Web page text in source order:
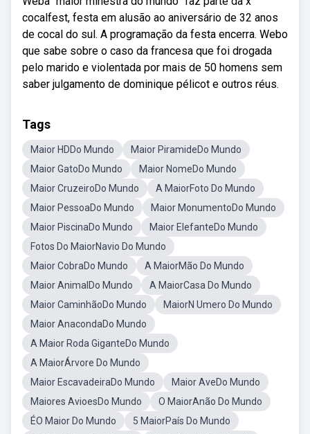
cocalfest, festa em alusão ao aniversário de 32 anos
de cocal do sul. A programação da festa encerra. Webo
que sabe sobre o caso da francesa que foi drogada
pelo marido e violentada por mais de 50 homens sem
saber julgamento de dominique pélicot e outros réus.
Tags
Maior HDDo Mundo
Maior PiramideDo Mundo
Maior GatoDo Mundo
Maior NomeDo Mundo
Maior CruzeiroDo Mundo
A MaiorFoto Do Mundo
Maior PessoaDo Mundo
Maior MonumentoDo Mundo
Maior PiscinaDo Mundo
Maior ElefanteDo Mundo
Fotos Do MaiorNavio Do Mundo
Maior CobraDo Mundo
A MaiorMão Do Mundo
Maior AnimalDo Mundo
A MaiorCasa Do Mundo
Maior CaminhãoDo Mundo
MaiorN Umero Do Mundo
Maior AnacondaDo Mundo
A Maior Roda GiganteDo Mundo
A MaiorÁrvore Do Mundo
Maior EscavadeiraDo Mundo
Maior AveDo Mundo
Maiores AvioesDo Mundo
O MaiorAnão Do Mundo
ÉO Maior Do Mundo
5 MaiorPaís Do Mundo